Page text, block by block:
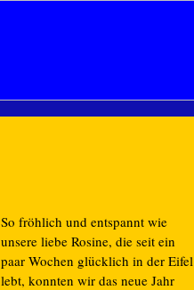
So fröhlich und entspannt wie
unsere liebe Rosine, die seit ein
paar Wochen glücklich in der Eifel
lebt, konnten wir das neue Jahr